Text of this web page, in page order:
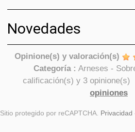
Novedades
Opinione(s) y valoración(s)
Categoría : Arneses -
calificación(s) y 3opinione(s)
opiniones
Sitio protegido por reCAPTCHA. Privacidad